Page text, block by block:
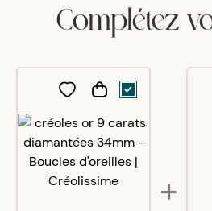
Complétez